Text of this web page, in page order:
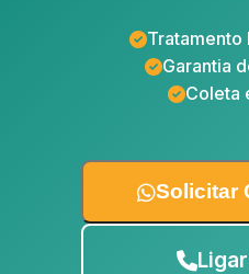
Tratamento
Garantia
Coleta
Solicitar